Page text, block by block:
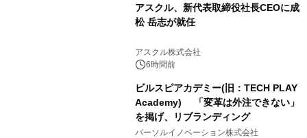
アスクル、新代表取締役社長CEOに成
松 岳志が就任
アスクル株式会社
6時間前
ビルスピアカデミー(旧：TECH PLAY
Academy) 「変革は外注できない」
を掲げ、リブランディング
パーソルイノベーション株式会社